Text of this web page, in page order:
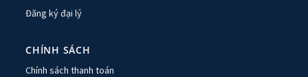
Đăng ký đại lý
CHÍNH SÁCH
Chính sách thanh toán